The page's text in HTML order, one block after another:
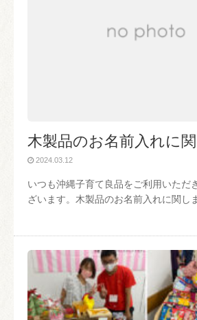
木製品のお名前入れに
2024.03.12
いつも沖縄子育て良品をご利用いただ
ざいます。木製品のお名前入れに関